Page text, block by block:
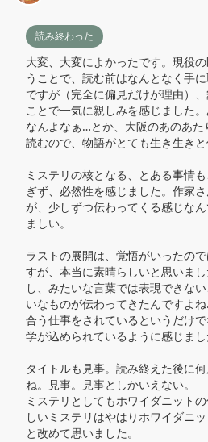
読み終わった
大変、大変によかったです。現役
うことで、読む前はなんとなく手
ですが（完全に偏見だけが理由）
ことで一気に親しみを感じました
なんよなぁ…とか、大阪のあのあた
読むので、物語がとても生き生きと
ミステリの核となる、とある事情
ぎず、必然性を感じました。作家
が、少しずつ伝わってくる感じな
ましい。
ラストの展開は、覚悟がいったの
すが、本当に素晴らしいと思いま
し、みたいな言葉では表現できな
いなものが伝わってきたんですよ
合う仕事をされているというだけ
学が込められているように感じまし
タイトルも見事。読み終えた後に
ね。見事。見事としかいえない。
ミステリとしてもホワイダニット
しいミステリはやはりホワイダニ
と改めて思いました。